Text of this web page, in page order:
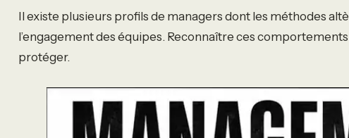
Il existe plusieurs profils de managers dont les méthodes
l’engagement des équipes. Reconnaître ces
protéger.